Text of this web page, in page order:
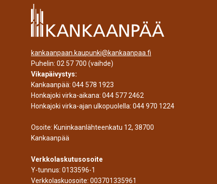
kankaanpaan.kaupunki@kankaanpaa.fi
Puhelin: 02 57 700 (vaihde)
Vikapäivystys:
Kankaanpää: 044 578 1923
Honkajoki virka-aikana: 044 577 2462
Honkajoki virka-ajan ulkopuolella: 044 970 1224
Osoite: Kuninkaanlähteenkatu 12, 38700
Kankaanpää
Verkkolaskutusosoite
Y-tunnus: 0133596-1
Verkkolaskuosoite: 003701335961